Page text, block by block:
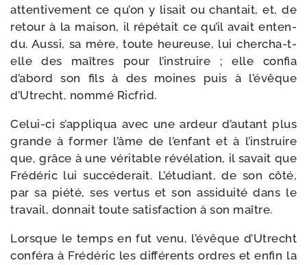
atten­ti­ve­ment ce qu’on y lisait ou chan­tait, et, de
retour à la mai­son, il répé­tait ce qu’il avait enten­
du. Aussi, sa mère, toute heu­reuse, lui chercha-​t-​
elle des maîtres pour l’instruire ; elle confia
d’abord son fils à des moines puis à l’évêque
d’Utrecht, nom­mé Ricfrid.
Celui-​ci s’appliqua avec une ardeur d’autant plus
grande à for­mer l’âme de l’enfant et à l’instruire
que, grâce à une véri­table révéla­tion, il savait que
Frédéric lui suc­cé­de­rait. L’étudiant, de son côté,
par sa pié­té, ses ver­tus et son assi­dui­té dans le
tra­vail, don­nait toute satis­fac­tion à son maître.
Lorsque le temps en fut venu, l’évêque d’Utrecht
confé­ra à Fré­déric les dif­fé­rents ordres et enfin la